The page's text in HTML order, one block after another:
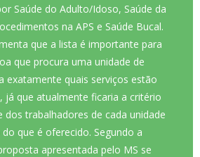
Saúde do Adulto/Idoso, Saúde da
na APS e Saúde Bucal.
que a lista é importante para
que procura uma unidade de
exatamente quais serviços estão
já que atualmente ficaria a critério
dos trabalhadores de cada unidade
que é oferecido. Segundo a
apresentada pelo MS se